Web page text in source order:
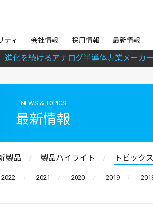
ティ 会社情報 採用情報 最新情報
化を続けるアナログ半導体専業メーカー
NEWS & TOPICS
最新情報
製品 製品ハイライト トピックス
2022 2021 2020 2019